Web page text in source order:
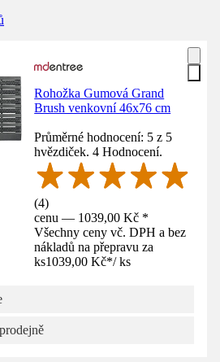
Rohožka Gumová Grand
Brush venkovní 46x76 cm
Průměrné hodnocení: 5 z 5
hvězdiček. 4 Hodnocení.
(4)
cenu — 1039,00 Kč *
Všechny ceny vč. DPH a bez
nákladů na přepravu za
ks1039,00 Kč*/ ks